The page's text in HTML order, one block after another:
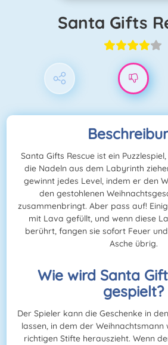
Santa Gifts
Santa Gifts Rescue ist ein
die Nadeln aus dem Labyrinth
gewinnt jedes Level, indem er den
den gestohlenen
zusammenbringt. Aber pass auf!
mit Lava gefüllt, und wenn diese
berührt, fangen sie sofort Feuer
Asche übrig.
Wie wird Santa
gespielt?
Der Spieler kann die Geschenke in
lassen, in dem der
richtigen Stifte herauszieht. Wenn